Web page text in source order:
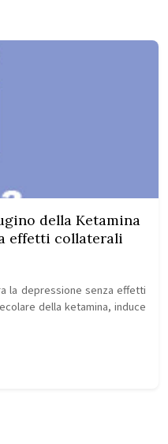
della Ketamina
effetti collaterali
la depressione senza effetti
della ketamina, induce